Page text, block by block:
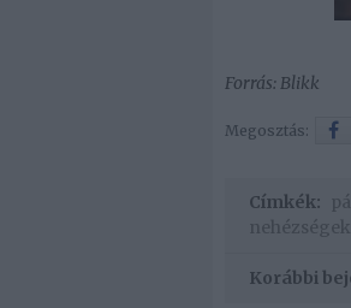
Forrás: Blikk
Megosztás:
Címkék:
nehézségek
Korábbi